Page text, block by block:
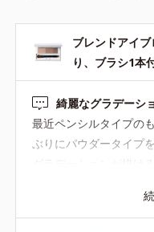
ブレンドアイ
り、ブラシ1本
綺麗なグラデーシ
最近ペンシルタイプの
ぶりにパウダータイプ
グラデーションが描け
のものがあったと思い